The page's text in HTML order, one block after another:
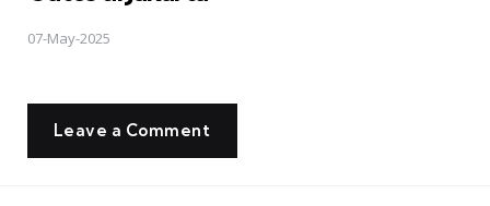
07-May-2025
Leave a Comment